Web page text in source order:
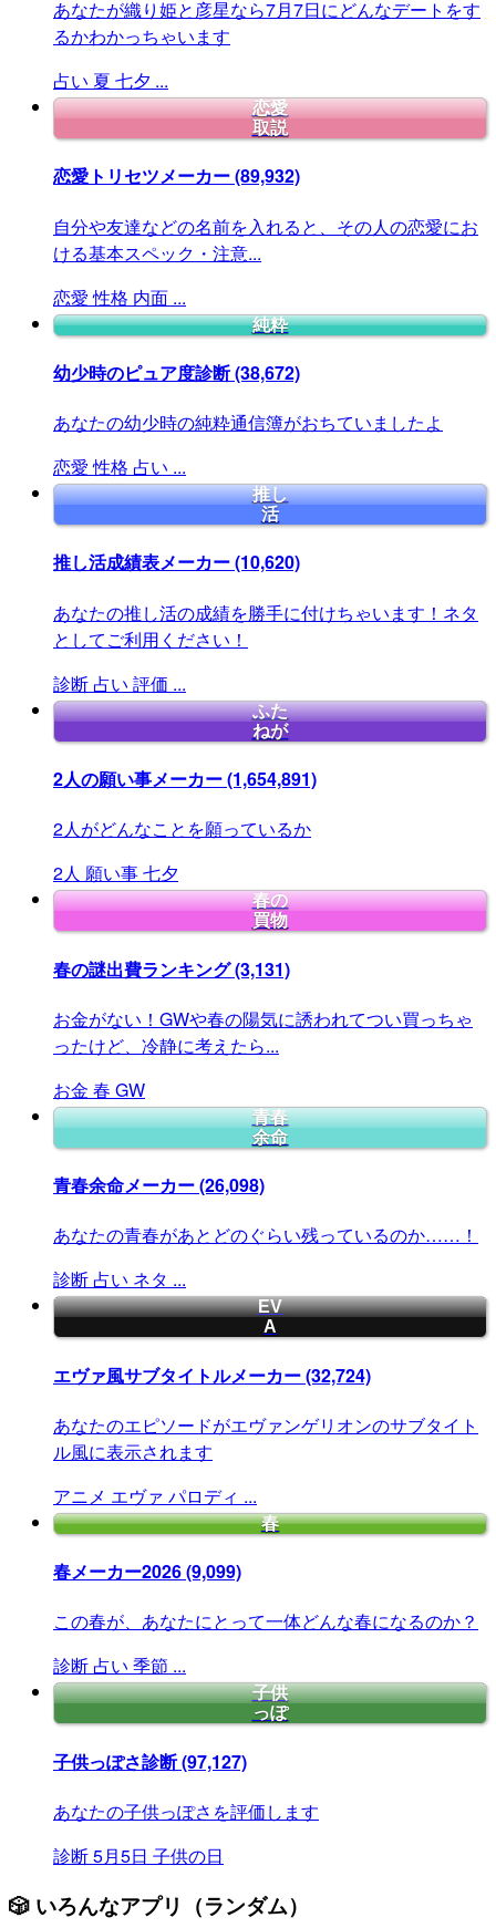
あなたが織り姫と彦星なら7月7日にどんなデートをす
るかわかっちゃいます
占い 夏 七夕 ...
恋愛
取説
恋愛トリセツメーカー(89,932)
自分や友達などの名前を入れると、その人の恋愛にお
ける基本スペック・注意...
恋愛 性格 内面 ...
純粋
幼少時のピュア度診断(38,672)
あなたの幼少時の純粋通信簿がおちていましたよ
恋愛 性格 占い ...
推し
活
推し活成績表メーカー(10,620)
あなたの推し活の成績を勝手に付けちゃいます！ネタ
としてご利用ください！
診断 占い 評価 ...
ふた
ねが
2人の願い事メーカー(1,654,891)
2人がどんなことを願っているか
2人 願い事七夕
春の
買物
春の謎出費ランキング(3,131)
お金がない！GWや春の陽気に誘われてつい買っちゃ
ったけど、冷静に考えたら...
お金 春 GW
青春
余命
青春余命メーカー(26,098)
あなたの青春があとどのぐらい残っているのか……！
診断 占い ネタ ...
EV
A
エヴァ風サブタイトルメーカー(32,724)
あなたのエピソードがエヴァンゲリオンのサブタイト
ル風に表示されます
アニメ エヴァ パロディ ...
春
春メーカー2026(9,099)
この春が、あなたにとって一体どんな春になるのか？
診断 占い 季節 ...
子供
っぽ
子供っぽさ診断(97,127)
あなたの子供っぽさを評価します
診断5月5日 子供の日
🎲 いろんなアプリ（ランダム）